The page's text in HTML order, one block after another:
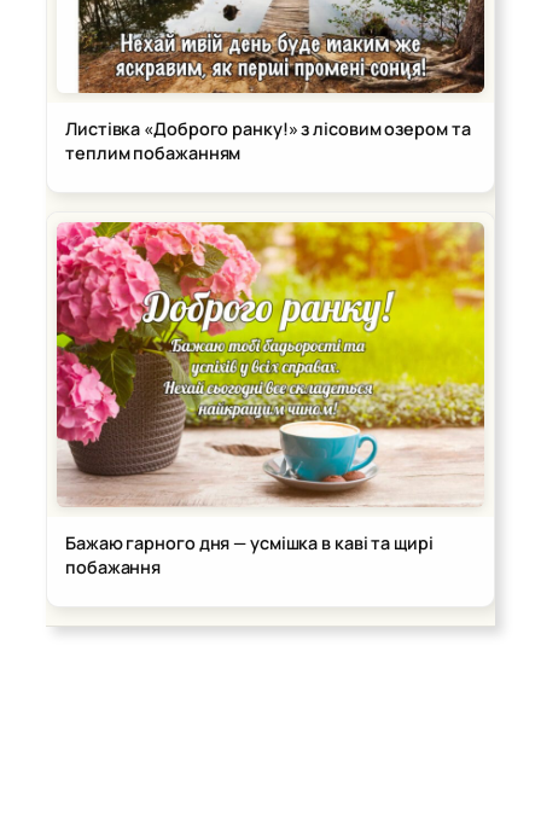
Листівка «Доброго ранку!» з лісовим озером та
теплим побажанням
Бажаю гарного дня — усмішка в каві та щирі
побажання